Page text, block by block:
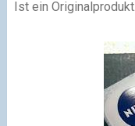
Ist ein Originalprodukt.